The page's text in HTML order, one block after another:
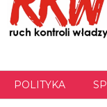
POLITYKA